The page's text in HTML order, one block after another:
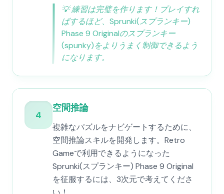
💡練習は完璧を作ります！プレイすれ
ばするほど、Sprunki(スプランキー)
Phase 9 Originalのスプランキー
(spunky)をよりうまく制御できるよう
になります。
4
空間推論
複雑なパズルをナビゲートするために、
空間推論スキルを開発します。Retro
Gameで利用できるようになった
Sprunki(スプランキー) Phase 9 Original
を征服するには、3次元で考えてくださ